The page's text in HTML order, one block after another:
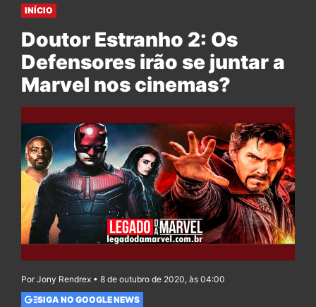
INÍCIO
Doutor Estranho 2: Os
Defensores irão se juntar a
Marvel nos cinemas?
Por Jony Rendrex • 8 de outubro de 2020, às 04:00
SIGA NO GOOGLE NEWS